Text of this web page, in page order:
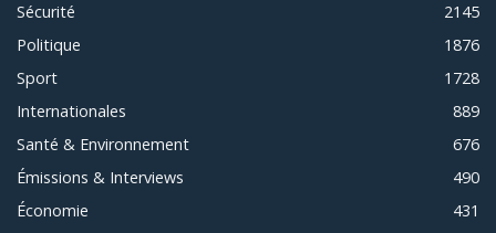
Sécurité
2145
Politique
1876
Sport
1728
Internationales
889
Santé & Environnement
676
Émissions & Interviews
490
Économie
431